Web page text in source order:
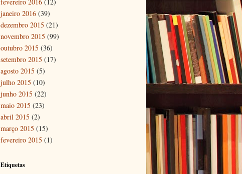
janeiro 2016 (39)
dezembro 2015 (21)
novembro 2015 (99)
outubro 2015 (36)
setembro 2015 (17)
agosto 2015 (5)
julho 2015 (10)
junho 2015 (22)
maio 2015 (23)
abril 2015 (2)
março 2015 (15)
fevereiro 2015 (1)
Etiquetas